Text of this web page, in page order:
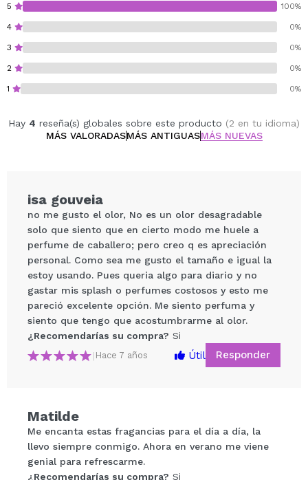
5 100%
4 0%
3 0%
2 0%
1 0%
Hay 4 reseña(s) globales sobre este producto (2 en tu idioma)
MÁS VALORADASMÁS ANTIGUASMÁS NUEVAS
Compartir un vídeo o una foto
Tu vídeo podría ser el primero. Imagínatelo...
ENVIAR
isa gouveia
no me gusto el olor, No es un olor desagradable
solo que siento que en cierto modo me huele a
perfume de caballero; pero creo q es apreciación
personal. Como sea me gusto el tamaño e igual la
estoy usando. Pues queria algo para diario y no
gastar mis splash o perfumes costosos y esto me
pareció excelente opción. Me siento perfuma y
siento que tengo que acostumbrarme al olor.
¿Recomendarías su compra? Si
| Hace 7 años Útil Responder
Matilde
Me encanta estas fragancias para el día a día, la
llevo siempre conmigo. Ahora en verano me viene
genial para refrescarme.
¿Recomendarías su compra? Si